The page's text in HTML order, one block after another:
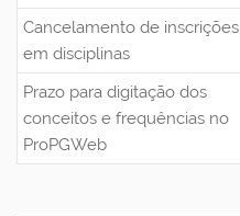
Cancelamento de inscrições
em disciplinas
Prazo para digitação dos
conceitos e frequências no
ProPGWeb